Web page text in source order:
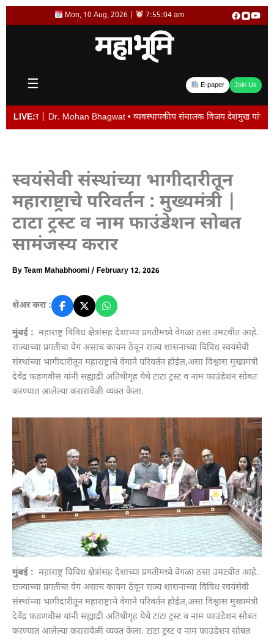
Skip
Mon, 10 Aug, 2026 | 7:55:04 am
☰ E-paper Join Us
LIVE:
Mohan Bhagwat • व्यवस्थापकीय संचालक विजय देशमुख यांची बदली न
स्वयंसेवी संस्थांच्या भागीदारीतून
महाराष्ट्राचे परिवर्तन : मुख्यमंत्री |
टाटा ट्रस्ट व नाम फाउंडेशन सोबत
सामंजस्य करार
ByTeam Mahabhoomi/ February 12, 2026
शेअर करा :
मुंबई : महाराष्ट्र विविध क्षेत्रांसह देशाच्या प्रगतीमध्ये वेगळा ठसा उमटवीत आहे.
राज्याच्या प्रगतीचा वेग असाच कायम ठेवून राज्य शासनाच्या विविध स्वयंसेवी
संस्थांच्या भागीदारीतून महाराष्ट्राचे वेगाने परिवर्तन होईल,असा विश्वास मुख्यमंत्री
देवेंद्र फडणवीस यांनी सह्याद्री अतिथीगृह येथे टाटा ट्रस्ट व नाम फाउंडेशन सोबत
करण्यात आलेल्या करारावेळी व्यक्त केला.
मुंबई : महाराष्ट्र विविध क्षेत्रांसह देशाच्या प्रगतीमध्ये वेगळा ठसा उमटवीत आहे.
राज्याच्या प्रगतीचा वेग असाच कायम ठेवून राज्य शासनाच्या विविध स्वयंसेवी
संस्थांच्या भागीदारीतून महाराष्ट्राचे वेगाने परिवर्तन होईल,असा विश्वास मुख्यमंत्री
देवेंद्र फडणवीस यांनी सह्याद्री अतिथीगृह येथे टाटा ट्रस्ट व नाम फाउंडेशन सोबत
करण्यात आलेल्या करारावेळी व्यक्त केला. टाटा ट्रस्ट व नाम फाउंडेशन सोबत